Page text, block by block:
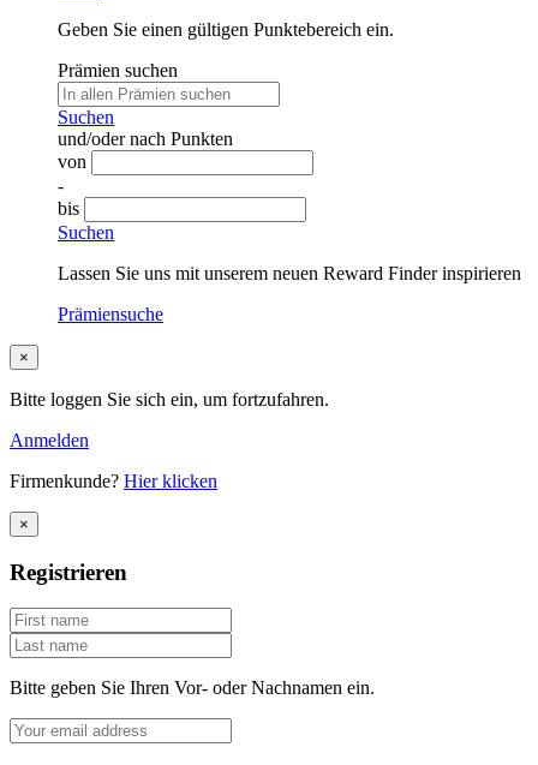
Geben Sie einen gültigen Punktebereich ein.
Prämien suchen
Suchen
und/oder nach Punkten
von
-
bis
Suchen
Lassen Sie uns mit unserem neuen Reward Finder inspirieren
Prämiensuche
×
Bitte loggen Sie sich ein, um fortzufahren.
Anmelden
Firmenkunde? Hier klicken
×
Registrieren
Bitte geben Sie Ihren Vor- oder Nachnamen ein.